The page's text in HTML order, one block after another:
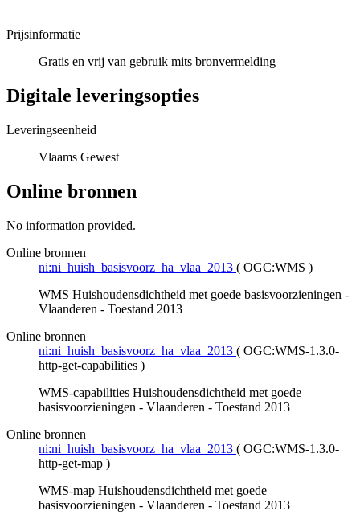
Prijsinformatie
Gratis en vrij van gebruik mits bronvermelding
Digitale leveringsopties
Leveringseenheid
Vlaams Gewest
Online bronnen
No information provided.
Online bronnen
ni:ni_huish_basisvoorz_ha_vlaa_2013 ( OGC:WMS )
WMS Huishoudensdichtheid met goede basisvoorzieningen -
Vlaanderen - Toestand 2013
Online bronnen
ni:ni_huish_basisvoorz_ha_vlaa_2013 ( OGC:WMS-1.3.0-
http-get-capabilities )
WMS-capabilities Huishoudensdichtheid met goede
basisvoorzieningen - Vlaanderen - Toestand 2013
Online bronnen
ni:ni_huish_basisvoorz_ha_vlaa_2013 ( OGC:WMS-1.3.0-
http-get-map )
WMS-map Huishoudensdichtheid met goede
basisvoorzieningen - Vlaanderen - Toestand 2013